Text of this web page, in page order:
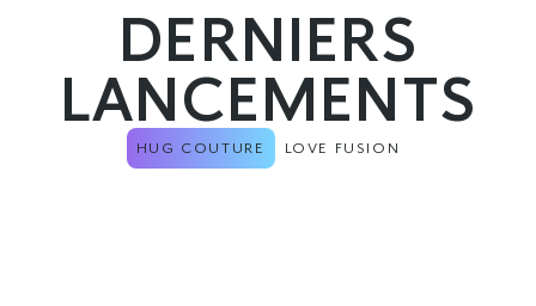
DERNIERS
LANCEMENTS
HUG COUTURE LOVE FUSION